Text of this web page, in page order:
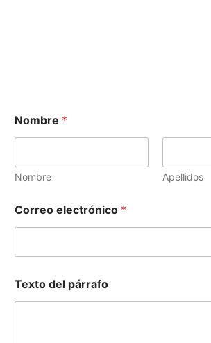
Nombre *
Nombre Apellidos
Correo electrónico *
Texto del párrafo